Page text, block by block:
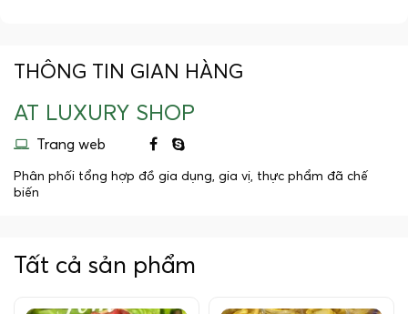
THÔNG TIN GIAN HÀNG
AT LUXURY SHOP
Trang web
Phân phối tổng hợp đồ gia dụng, gia vị, thực phẩm đã chế
biến
Tất cả sản phẩm